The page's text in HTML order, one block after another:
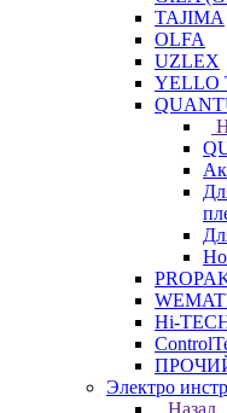
TAJIMA
OLFA
UZLEX
YELLO
Hi-
Электро
Назад